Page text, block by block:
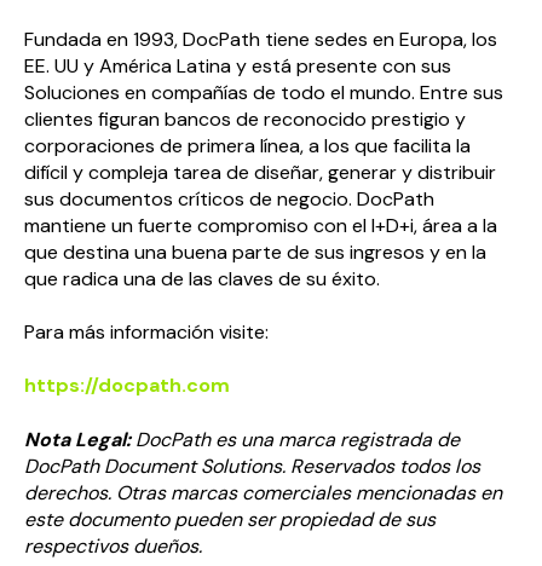
Fundada en 1993, DocPath tiene sedes en Europa, los
EE. UU y América Latina y está presente con sus
Soluciones en compañías de todo el mundo. Entre sus
clientes figuran bancos de reconocido prestigio y
corporaciones de primera línea, a los que facilita la
difícil y compleja tarea de diseñar, generar y distribuir
sus documentos críticos de negocio. DocPath
mantiene un fuerte compromiso con el I+D+i, área a la
que destina una buena parte de sus ingresos y en la
que radica una de las claves de su éxito.
Para más información visite:
https://docpath.com
Nota Legal:DocPath es una marca registrada de
DocPath Document Solutions. Reservados todos los
derechos. Otras marcas comerciales mencionadas en
este documento pueden ser propiedad de sus
respectivos dueños.